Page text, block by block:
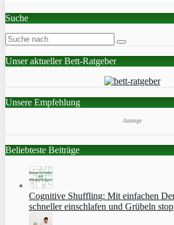
Suche
Unser aktueller Bett-Ratgeber
Unsere Empfehlung
Anzeige
Beliebteste Beiträge
Cognitive Shuffling: Mit einfachen
schneller einschlafen und Grübeln